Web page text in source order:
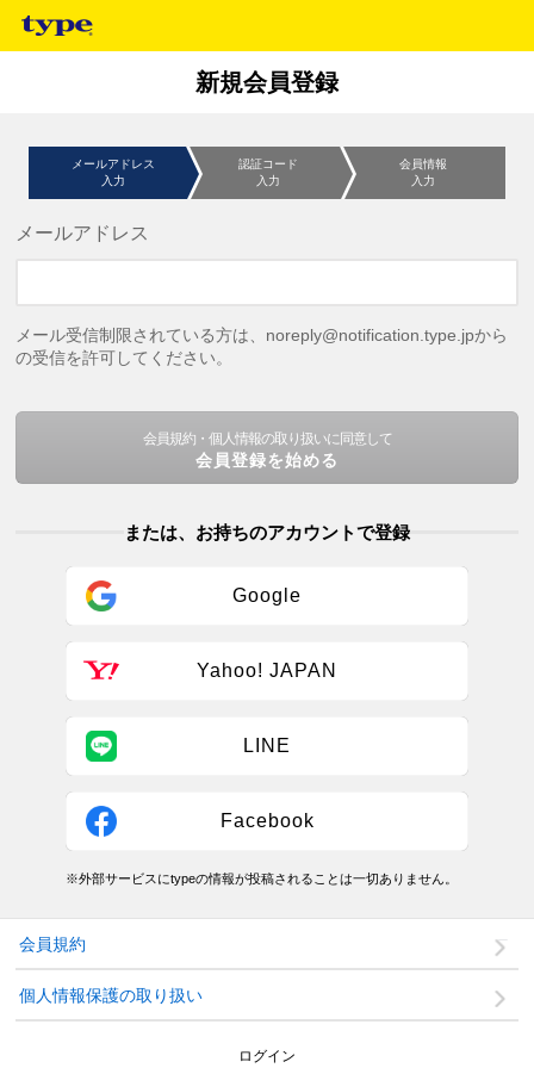
新規会員登録
メールアドレス
入力
認証コード
入力
会員情報
入力
メールアドレス
メール受信制限されている方は、noreply@notification.type.jpから
の受信を許可してください。
会員規約・個人情報の取り扱いに同意して
会員登録を始める
または、お持ちのアカウントで登録
Google
Yahoo! JAPAN
LINE
Facebook
※外部サービスにtypeの情報が投稿されることは一切ありません。
会員規約
個人情報保護の取り扱い
ログイン